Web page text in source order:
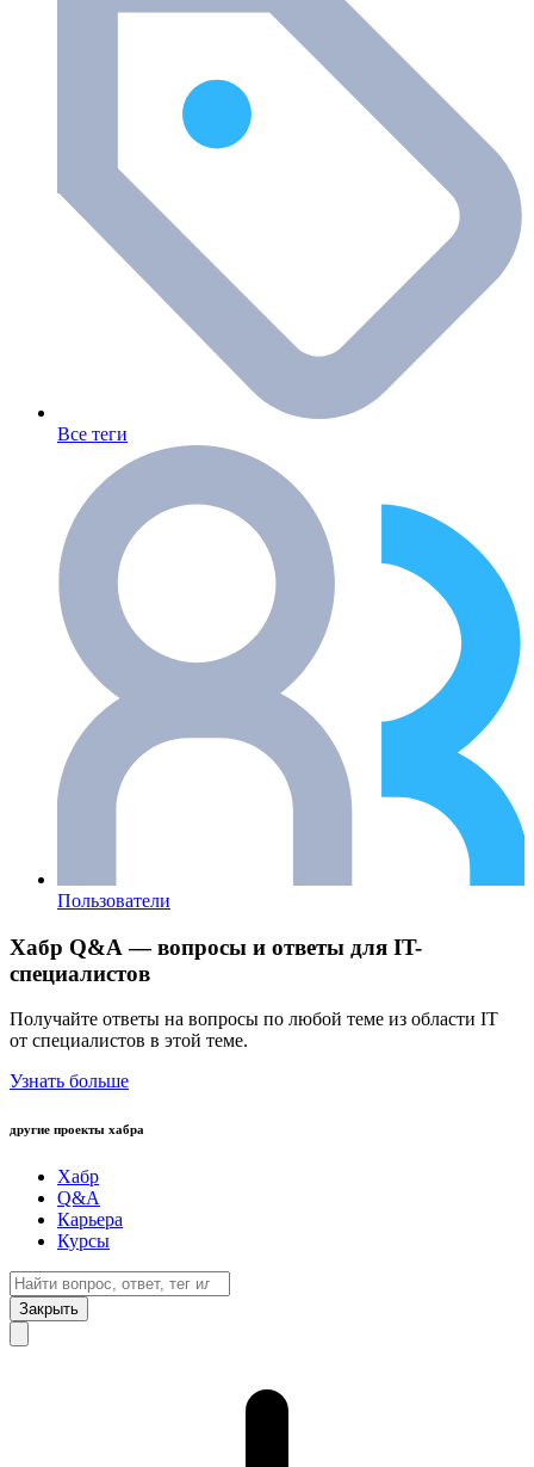
Все теги
Пользователи
Хабр Q&A — вопросы и ответы для IT-
специалистов
Получайте ответы на вопросы по любой теме из области IT
от специалистов в этой теме.
Узнать больше
другие проекты хабра
Хабр
Q&A
Карьера
Курсы
Закрыть